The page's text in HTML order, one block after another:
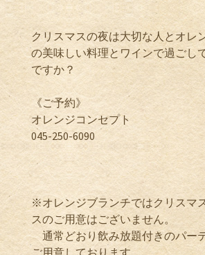
クリスマスの夜は大切な人とオレ
の美味しい料理とワインで過ごし
ですか？
《ご予約》
オレンジコンセプト
045-250-6090
※オレンジブランチではクリスマ
スのご用意はございません。
通常どおり飲み放題付きのパー
ご用意しております。